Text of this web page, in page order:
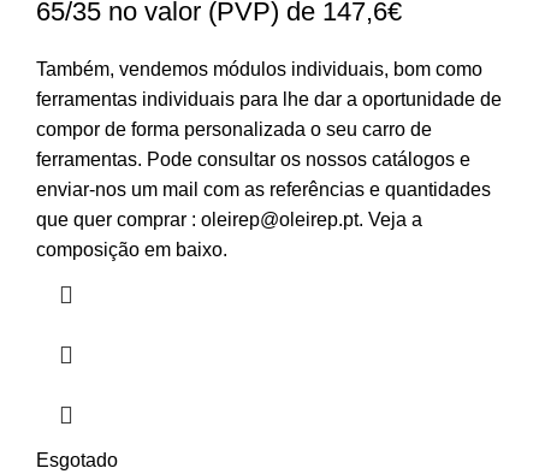
65/35 no valor (PVP) de 147,6€
Também, vendemos módulos individuais, bom como
ferramentas individuais para lhe dar a oportunidade de
compor de forma personalizada o seu carro de
ferramentas. Pode consultar os nossos catálogos e
enviar-nos um mail com as referências e quantidades
que quer comprar : oleirep@oleirep.pt. Veja a
composição em baixo.
Esgotado